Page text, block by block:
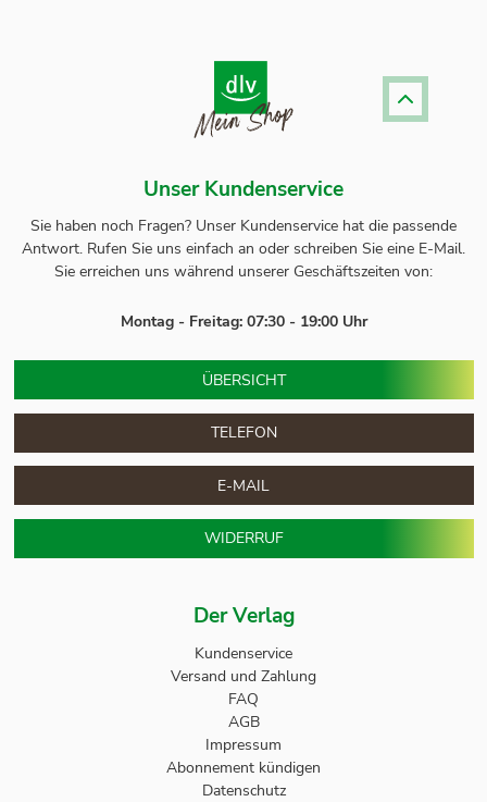
Der Verlag
Kundenservice
Versand und Zahlung
FAQ
AGB
Impressum
Abonnement kündigen
Datenschutz
Unser Kundenservice
Sie haben noch Fragen? Unser Kundenservice hat die passende
Antwort. Rufen Sie uns einfach an oder schreiben Sie eine E-Mail.
Sie erreichen uns während unserer Geschäftszeiten von:
Montag - Freitag: 07:30 - 19:00 Uhr
ÜBERSICHT
TELEFON
E-MAIL
WIDERRUF